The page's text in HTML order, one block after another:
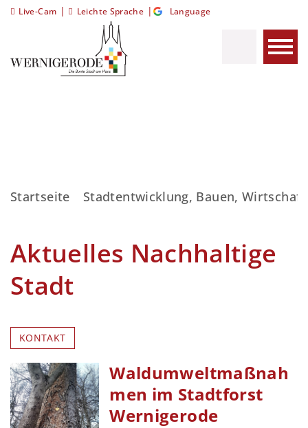
Live-Cam | Leichte Sprache | Language
Startseite Stadtentwicklung, Bauen, Wirtschaft
Aktuelles Nachhaltige
Stadt
KONTAKT
Waldumweltmaßnah
men im Stadtforst
Wernigerode